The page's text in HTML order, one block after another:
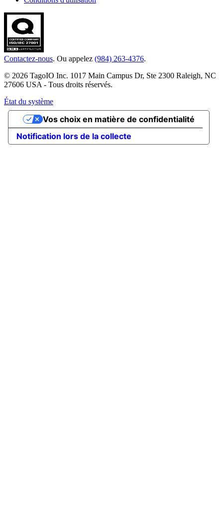
Contactez-nous. Ou appelez (984) 263-4376.
© 2026 TagoIO Inc. 1017 Main Campus Dr, Ste 2300 Raleigh, NC
27606 USA - Tous droits réservés.
État du système
Notification lors de la collecte
Vos choix en matière de confidentialité